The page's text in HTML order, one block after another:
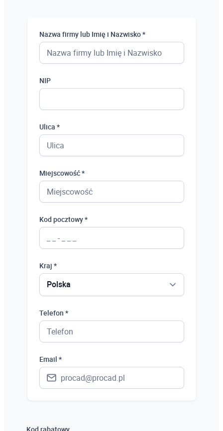
Nazwa firmy lub Imię i Nazwisko *
NIP
Ulica *
Miejscowość *
Kod pocztowy *
Kraj *
Polska
Telefon *
Email *
Polska
Ukraina
Niemcy
Wielka Brytania
Włochy